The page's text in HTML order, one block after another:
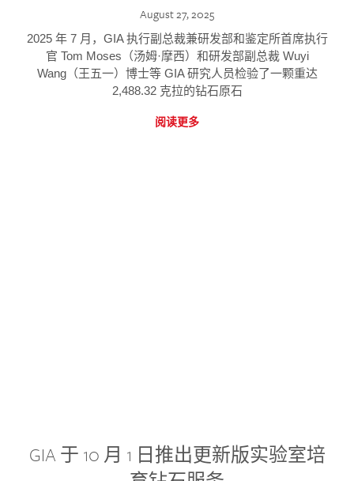
August 27, 2025
2025 年 7 月，GIA 执行副总裁兼研发部和鉴定所首席执行
官 Tom Moses（汤姆·摩西）和研发部副总裁 Wuyi
Wang（王五一）博士等 GIA 研究人员检验了一颗重达
2,488.32 克拉的钻石原石
阅读更多
GIA 于 10 月 1 日推出更新版实验室培